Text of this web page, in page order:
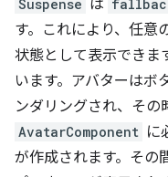
Suspense は
す。これにより、任意
状態として表示できま
います。アバターはボ
ンダリングされ、その
AvatarComponent に
が作成されます。その